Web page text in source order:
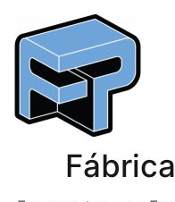
para
conteúdo